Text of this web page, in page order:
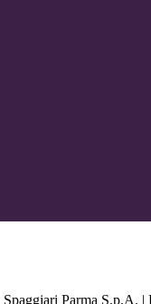
Parma S.p.A.